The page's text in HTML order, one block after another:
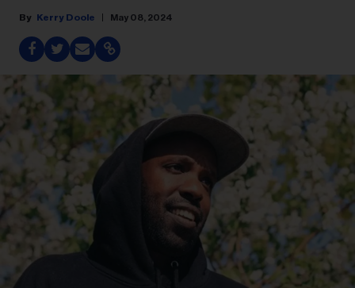
Kerry Doole May 08, 2024